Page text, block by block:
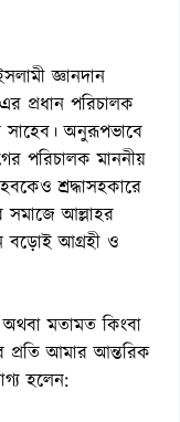
জ্ঞানদান
প্রধান পরিচালক
সাহেব। অনুরূপভাবে
পরিচালক মাননীয়
শ্রদ্ধাসহকারে
সমাজে আল্লাহর
বড়োই আগ্রহী ও
মতামত কিংবা
প্রতি আমার আন্তরিক
হলেন: